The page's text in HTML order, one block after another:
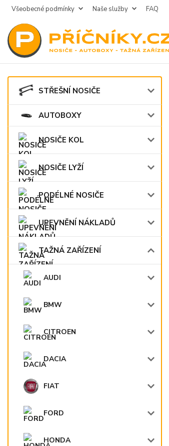
Všeobecné podmínky Naše služby FAQ
STŘEŠNÍ NOSIČE
AUTOBOXY
NOSIČE KOL
NOSIČE LYŽÍ
PODÉLNÉ NOSIČE
UPEVNĚNÍ NÁKLADŮ
TAŽNÁ ZAŘÍZENÍ
AUDI
BMW
CITROEN
DACIA
FIAT
FORD
HONDA